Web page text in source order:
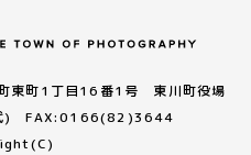
東町1丁目16番1号 東川町役場
) FAX:0166(82)3644